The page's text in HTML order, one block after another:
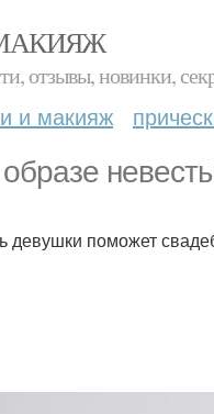
отзывы, новинки,
и макияж
девушки поможет